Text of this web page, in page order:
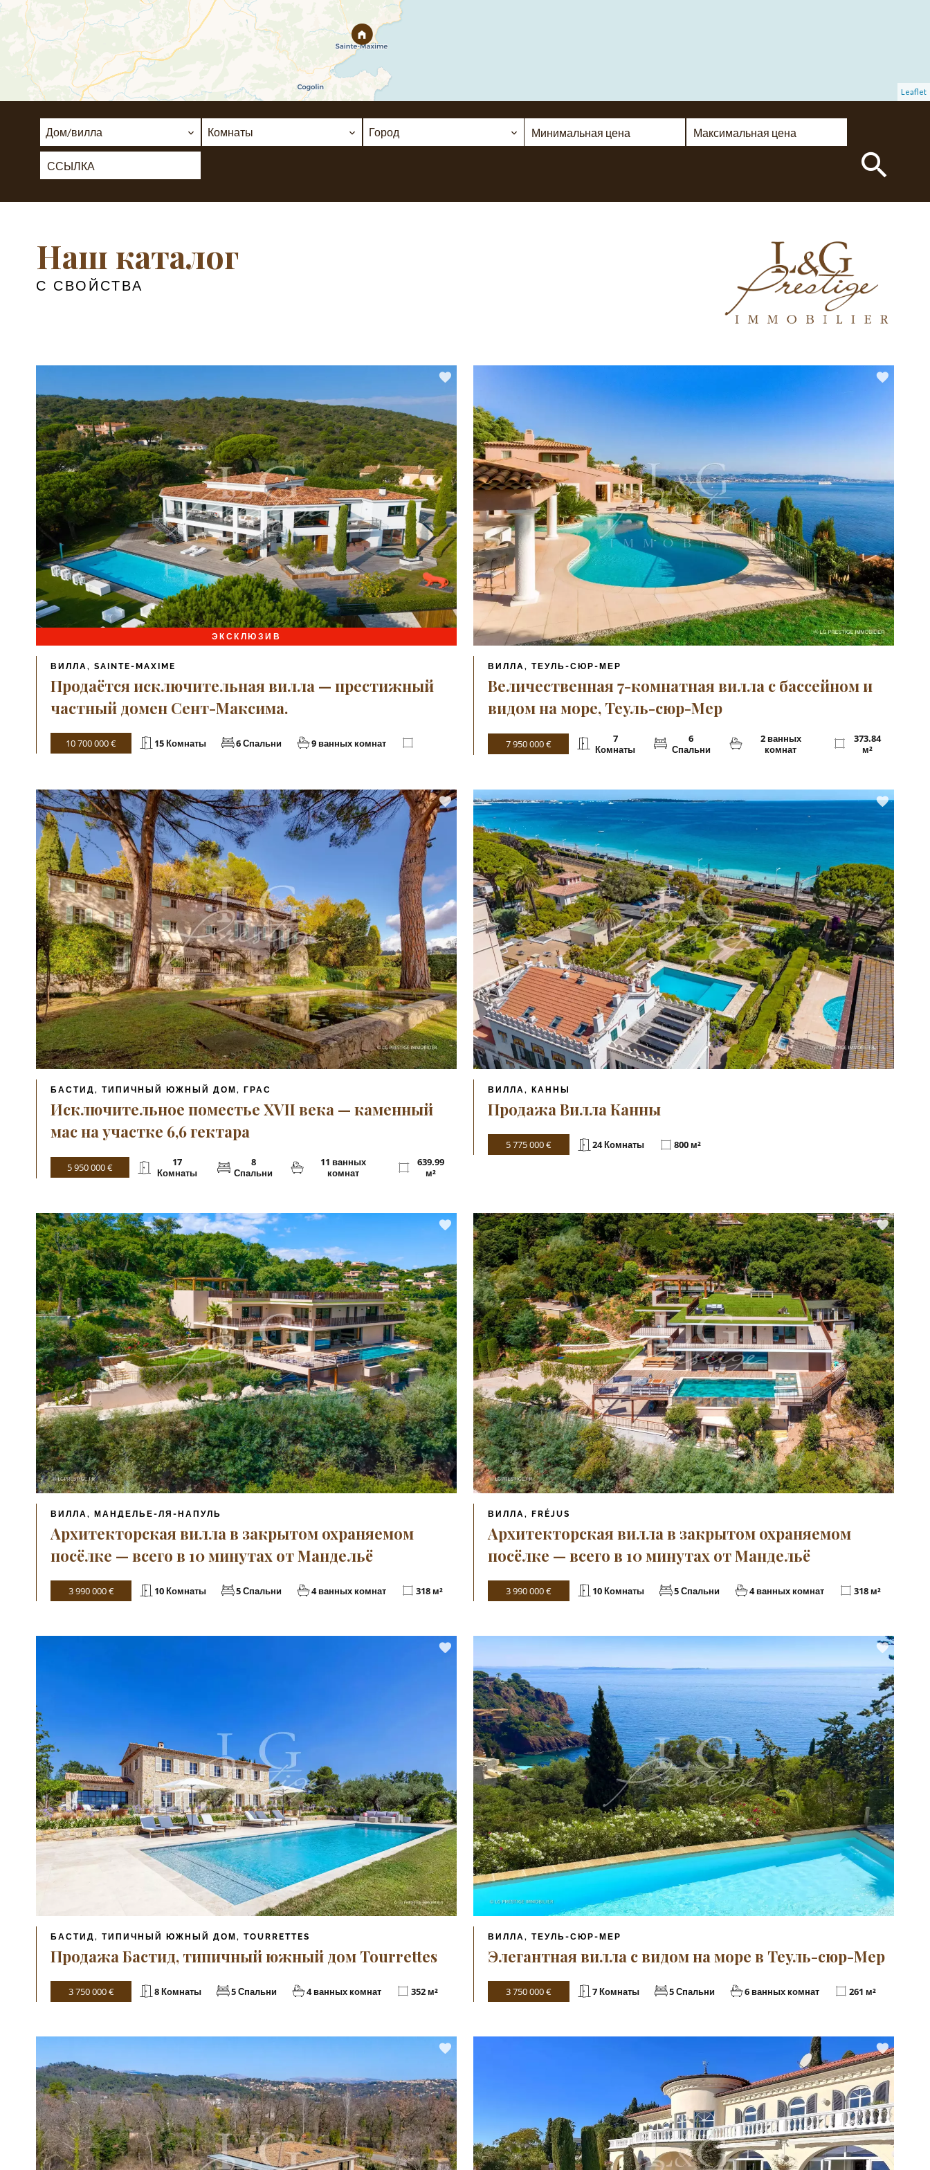
Leaflet
Дом/вилла Комнаты Город
Наш каталог
С СВОЙСТВА
ЭКСКЛЮЗИВ
ВИЛЛА, SAINTE-MAXIME
Продаётся исключительная вилла — престижный
частный домен Сент-Максима.
10 700 000 € 15 Комнаты 6 Спальни 9 ванных комнат
ВИЛЛА, ТЕУЛЬ-СЮР-МЕР
Величественная 7-комнатная вилла с бассейном и
видом на море, Теуль-сюр-Мер
7 950 000 €
7
Комнаты
6
Спальни
2 ванных
комнат
373.84
м²
БАСТИД, ТИПИЧНЫЙ ЮЖНЫЙ ДОМ, ГРАС
Исключительное поместье XVII века — каменный
мас на участке 6,6 гектара
5 950 000 €
17
Комнаты
8
Спальни
11 ванных
комнат
639.99
м²
ВИЛЛА, КАННЫ
Продажа Вилла Канны
5 775 000 € 24 Комнаты 800 м²
ВИЛЛА, МАНДЕЛЬЕ-ЛЯ-НАПУЛЬ
Архитекторская вилла в закрытом охраняемом
посёлке — всего в 10 минутах от Мандельё
3 990 000 € 10 Комнаты 5 Спальни 4 ванных комнат 318 м²
ВИЛЛА, FRÉJUS
Архитекторская вилла в закрытом охраняемом
посёлке — всего в 10 минутах от Мандельё
3 990 000 € 10 Комнаты 5 Спальни 4 ванных комнат 318 м²
БАСТИД, ТИПИЧНЫЙ ЮЖНЫЙ ДОМ, TOURRETTES
Продажа Бастид, типичный южный дом Tourrettes
3 750 000 € 8 Комнаты 5 Спальни 4 ванных комнат 352 м²
ВИЛЛА, ТЕУЛЬ-СЮР-МЕР
Элегантная вилла с видом на море в Теуль-сюр-Мер
3 750 000 € 7 Комнаты 5 Спальни 6 ванных комнат 261 м²